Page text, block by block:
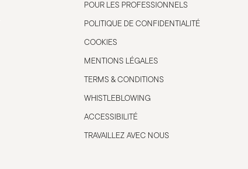
POUR LES PROFESSIONNELS
POLITIQUE DE CONFIDENTIALITÉ
COOKIES
MENTIONS LÉGALES
TERMS & CONDITIONS
WHISTLEBLOWING
ACCESSIBILITÉ
TRAVAILLEZ AVEC NOUS